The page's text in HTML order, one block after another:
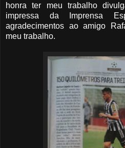
honra ter meu trabalho
impressa da Imprensa
agradecimentos ao amigo
meu trabalho.